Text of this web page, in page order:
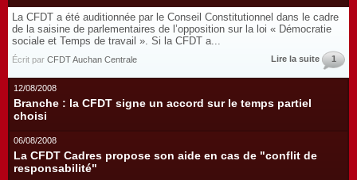
La CFDT a été auditionnée par le Conseil Constitutionnel dans le cadre
de la saisine de parlementaires de l’opposition sur la loi « Démocratie
sociale et Temps de travail ». Si la CFDT a...
Écrit par CFDT Auchan Centrale Lire la suite 1
12/08/2008
Branche : la CFDT signe un accord sur le temps partiel
choisi
06/08/2008
La CFDT Cadres propose son aide en cas de "conflit de
responsabilité"